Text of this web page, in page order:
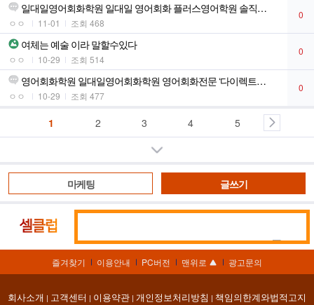
일대일영어회화학원 일대일 영어회화 플러스영어학원 솔직후기!
ㅇㅇ 11-01 조회 468
0
여체는 예술 이라 말할수있다
ㅇㅇ 10-29 조회 514
0
영어회화학원 일대일영어회화학원 영어회화전문 ‘다이렉트영어학원’, 강사 선
ㅇㅇ 10-29 조회 477
0
1 2 3 4 5
더보기
마케팅
글쓰기
럽
검
색
즐겨찾기 이용안내 PC버전 맨위로 광고문의
회사소개 | 고객센터 | 이용약관 | 개인정보처리방침 | 책임의한계와법적고지